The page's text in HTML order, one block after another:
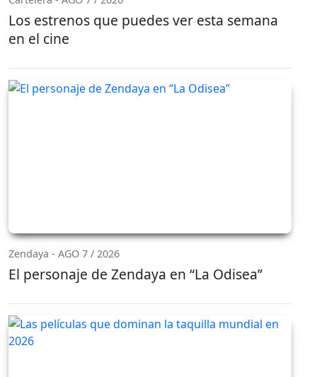
Los estrenos que puedes ver esta semana
en el cine
Zendaya - AGO 7 / 2026
El personaje de Zendaya en “La Odisea”